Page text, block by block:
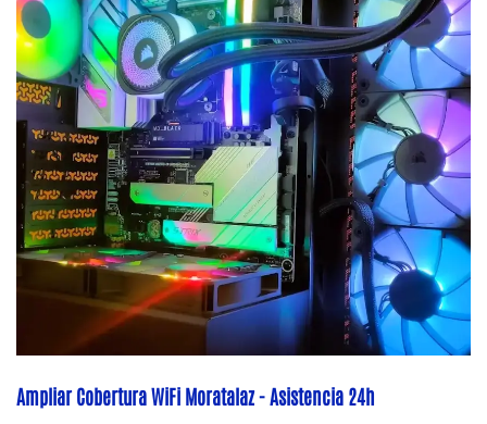
Ampliar Cobertura WiFi Moratalaz - Asistencia 24h